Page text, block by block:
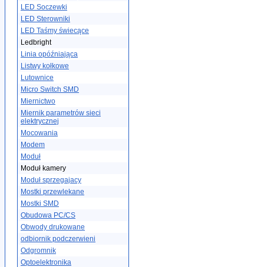
LED Soczewki
LED Sterowniki
LED Taśmy świecące
Ledbright
Linia opóźniająca
Listwy kołkowe
Lutownice
Micro Switch SMD
Miernictwo
Miernik parametrów sieci
elektrycznej
Mocowania
Modem
Moduł
Moduł kamery
Moduł sprzegajacy
Mostki przewlekane
Mostki SMD
Obudowa PC/CS
Obwody drukowane
odbiornik podczerwieni
Odgromnik
Optoelektronika